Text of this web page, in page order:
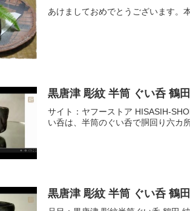
あけましておめでとうございます。
黒唐津 彫紋 半筒 ぐい呑 鶴
サイト：ヤフーストア HISASIH-
い呑は、半筒のぐい呑で胴回り六カ
黒唐津 彫紋 半筒 ぐい呑 鶴